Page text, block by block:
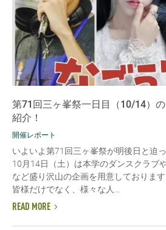
第71回三ヶ峯祭一日目（10/14）
紹介！
開催レポート
いよいよ第71回三ヶ峯祭が明後日と迫
10月14日（土）は本学のダンスクラブ
など盛り沢山の企画を用意しておりま
皆様だけでなく、様々な人...
READ MORE